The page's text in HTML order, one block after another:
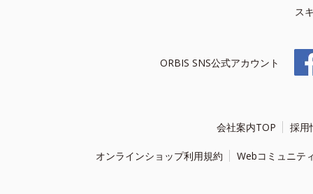
ス
ORBIS SNS公式アカウント
会社案内TOP 採用
オンラインショップ利用規約 Webコミュニテ